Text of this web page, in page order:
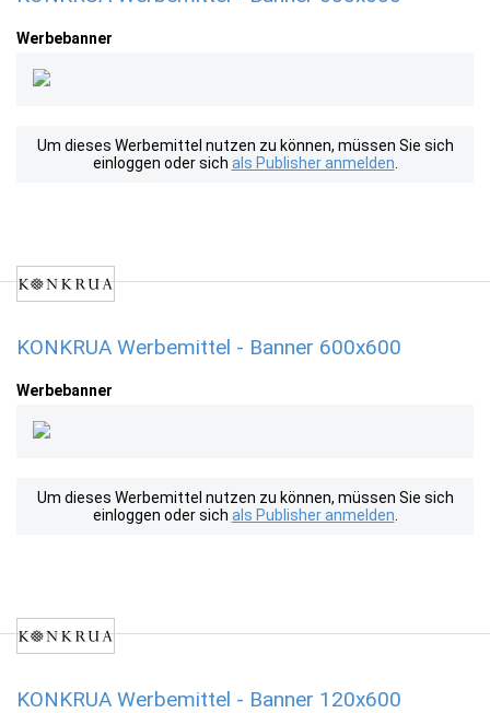
Werbebanner
Um dieses Werbemittel nutzen zu können, müssen Sie sich
einloggen oder sich als Publisher anmelden
KONKRUA Werbemittel - Banner 600x600
Werbebanner
Um dieses Werbemittel nutzen zu können, müssen Sie sich
einloggen oder sich als Publisher anmelden
KONKRUA Werbemittel - Banner 120x600